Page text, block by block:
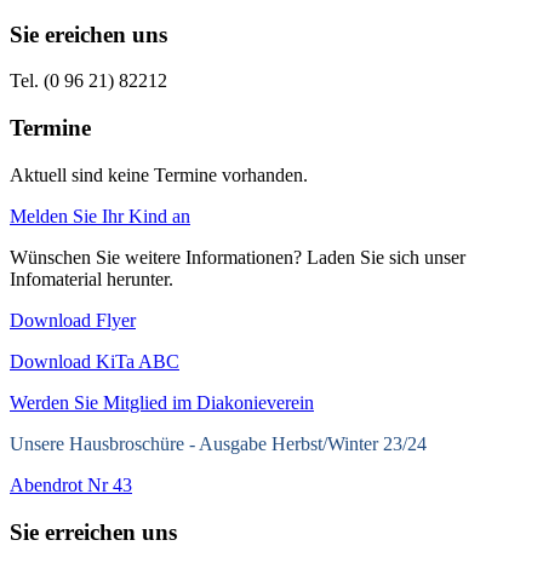
Sie ereichen uns
Tel. (0 96 21) 82212
Termine
Aktuell sind keine Termine vorhanden.
Melden Sie Ihr Kind an
Wünschen Sie weitere Informationen? Laden Sie sich unser
Infomaterial herunter.
Download Flyer
Download KiTa ABC
Werden Sie Mitglied im Diakonieverein
Unsere Hausbroschüre - Ausgabe Herbst/Winter 23/24
Abendrot Nr 43
Sie erreichen uns